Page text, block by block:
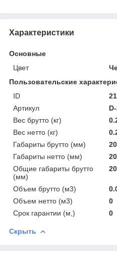
Характеристики
Основные
Цвет
Пользовательские
ID
Артикул
Вес брутто (кг)
Вес нетто (кг)
Габариты брутто (мм)
Габариты нетто (мм)
Общие габариты брутто
(мм)
Объем брутто (м3)
Объем нетто (м3)
0
Срок гарантии (м,)
0
Скрыть